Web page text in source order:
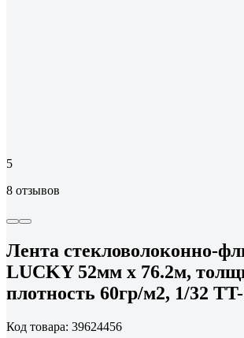
5
8 отзывов
Лента стекловолоконно-
LUCKY 52мм x 76.2м,
плотность 60гр/м2, 1/32
Код товара: 39624456